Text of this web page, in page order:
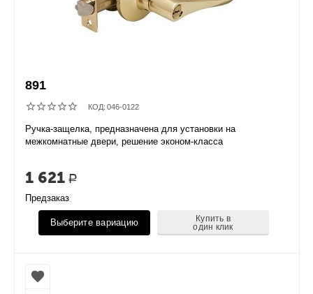
891
КОД: 046-0122
Ручка-защелка, предназначена для установки на
межкомнатные двери, решение эконом-класса
1 621 Р
Предзаказ
Выберите вариацию
Купить в
один клик